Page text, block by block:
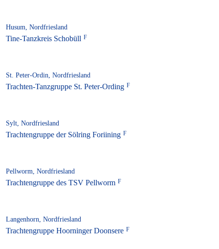
Husum, Nordfriesland
Tine-Tanzkreis Schobüll
St. Peter-Ordin, Nordfriesland
Trachten-Tanzgruppe St. Peter-Ording
Sylt, Nordfriesland
Trachtengruppe der Sölring Foriining
Pellworm, Nordfriesland
Trachtengruppe des TSV Pellworm
Langenhorn, Nordfriesland
Trachtengruppe Hoorninger Doonsere